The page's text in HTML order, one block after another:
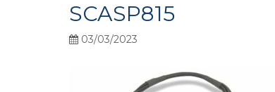
SCASP815
03/03/2023